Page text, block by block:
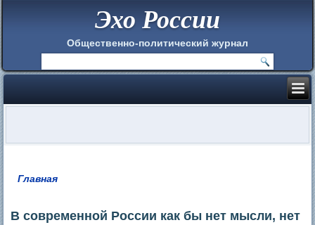
Эхо России
Общественно-политический журнал
Главная
В современной России как бы нет мысли, нет